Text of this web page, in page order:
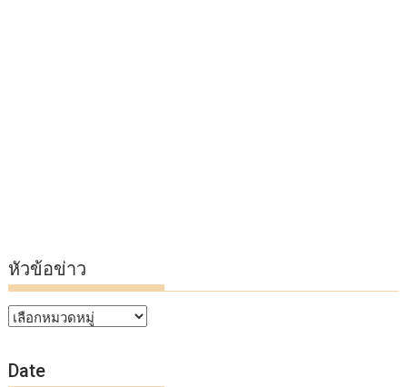
หัวข้อข่าว
หัวข้อ
Date